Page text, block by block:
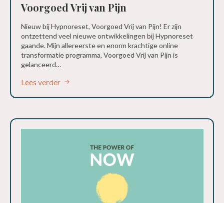
Voorgoed Vrij van Pijn
Nieuw bij Hypnoreset, Voorgoed Vrij van Pijn! Er zijn
ontzettend veel nieuwe ontwikkelingen bij Hypnoreset
gaande. Mijn allereerste en enorm krachtige online
transformatie programma, Voorgoed Vrij van Pijn is
gelanceerd…
Lees verder